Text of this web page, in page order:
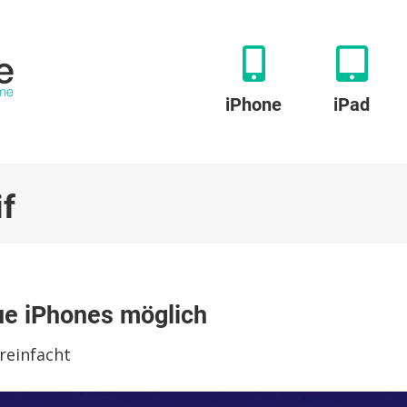
iPhone iPad
iPhones möglich